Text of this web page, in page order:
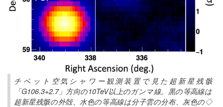
チベット空気シャワー観測装置で見た超新星残骸
「G106.3+2.7」方向の10TeV以上のガンマ線。黒の等高線は
超新星残骸の外殻、水色の等高線は分子雲の分布、灰色の◇